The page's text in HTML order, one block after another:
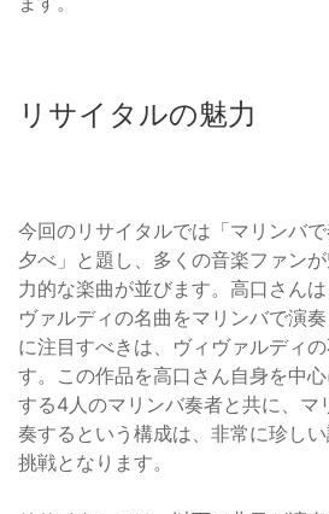
リサイタルの魅力
今回のリサイタルでは「マリンバ
夕べ」と題し、多くの音楽ファン
力的な楽曲が並びます。高口さん
ヴァルディの名曲をマリンバで演
に注目すべきは、ヴィヴァルディ
す。この作品を高口さん自身を中
する4人のマリンバ奏者と共に、マ
奏するという構成は、非常に珍し
挑戦となります。